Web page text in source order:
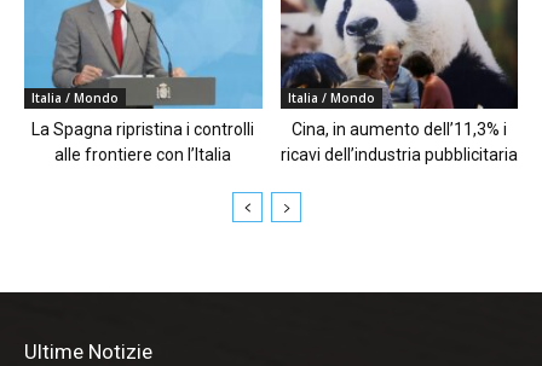
Italia / Mondo
La Spagna ripristina i controlli
alle frontiere con l’Italia
Italia / Mondo
Cina, in aumento dell’11,3% i
ricavi dell’industria pubblicitaria
Ultime Notizie